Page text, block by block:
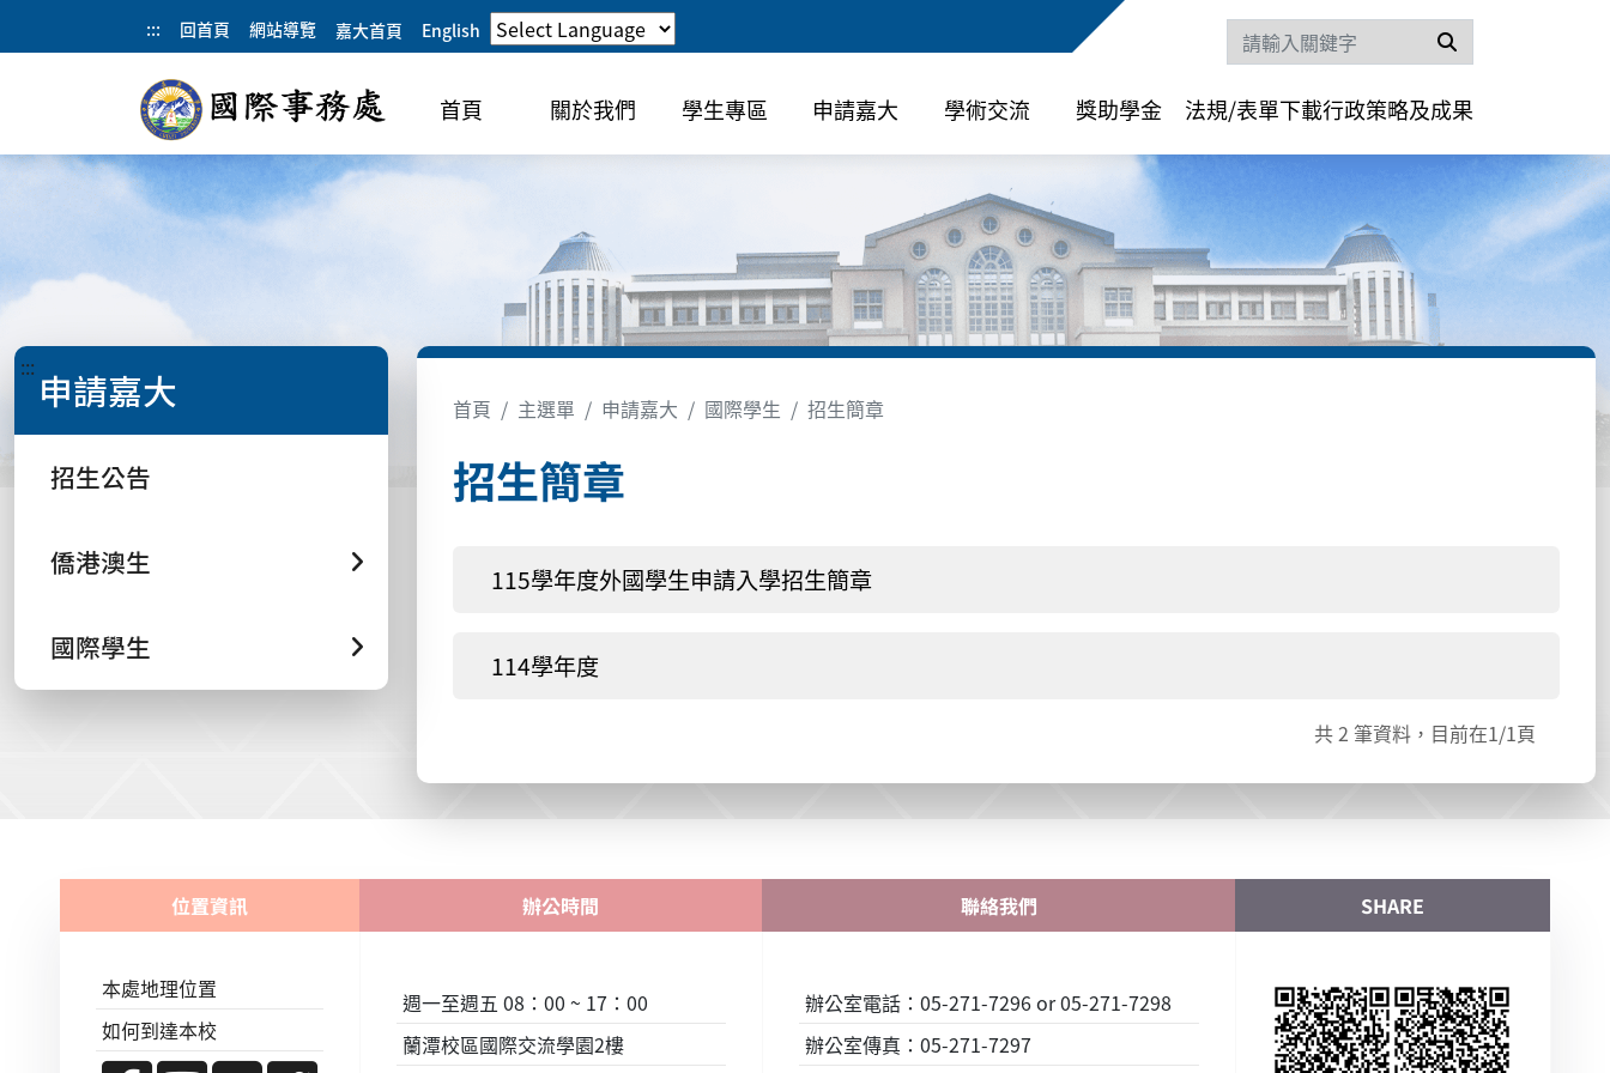
::: 回首頁 網站導覽 嘉大首頁 English
首頁 關於我們 學生專區 申請嘉大 學術交流 獎助學金 法規/表單下載行政策略及成果
::: 申請嘉大
招生公告
僑港澳生
國際學生
首頁 主選單 申請嘉大 國際學生 招生簡章
招生簡章
115學年度外國學生申請入學招生簡章
114學年度
共2 筆資料，目前在1/1頁
位置資訊 辦公時間 聯絡我們 SHARE
本處地理位置
如何到達本校
週一至週五 08：00 ~ 17：00
蘭潭校區國際交流學園2樓
辦公室電話：05-271-7296 or 05-271-7298
辦公室傳真：05-271-7297